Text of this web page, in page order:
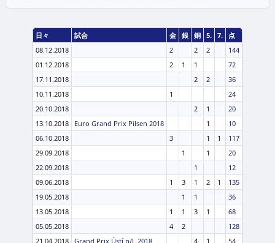
日々 試合 金 銀 銅 5. 7.
点
08.12.2018
2 2 2
144
01.12.2018
2 1 1
72
17.11.2018
2 2
36
10.11.2018
1
24
20.10.2018
2 1
20
13.10.2018
Euro Grand Prix Pilsen 2018 1
10
06.10.2018
3 1 1
117
29.09.2018
1 1
20
22.09.2018
1
12
09.06.2018
1 3 1 2 1
135
19.05.2018
1 1
36
13.05.2018
1 1 3 1
68
05.05.2018
4 2
128
21.04.2018 Grand Prix Ústí n/L 2018 4 1
54